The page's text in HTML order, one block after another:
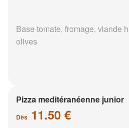
Base tomate, fromage, viande
olives
Pizza meditéranéenne junior
Dès 11.50 €